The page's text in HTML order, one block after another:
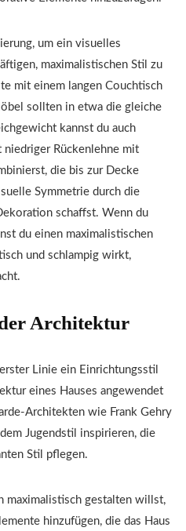
um ein visuelles
maximalistischen Stil zu
mit einem langen Couchtisch
sollten in etwa die gleiche
kannst du auch
niedriger Rückenlehne mit
die bis zur Decke
Symmetrie durch die
schaffst. Wenn du
du einen maximalistischen
und schlampig wirkt,
Architektur
Linie ein Einrichtungsstil
eines Hauses angewendet
Architekten wie Frank Gehry
Jugendstil inspirieren, die
Stil pflegen.
maximalistisch gestalten willst,
hinzufügen, die das Haus